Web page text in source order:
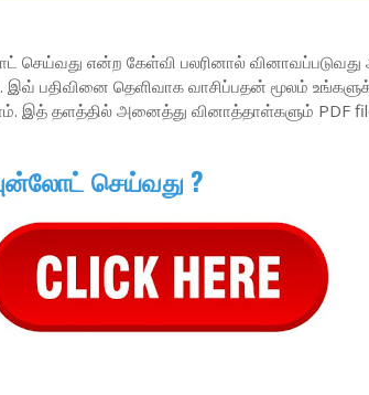
செய்வது என்ற கேள்வி பலரினால்
இவ் பதிவினை தெளிவாக வாசிப்பதன் மூலம்
இத் தளத்தில் அனைத்து வினாத்தாள்களும் PDF
செய்வது ?